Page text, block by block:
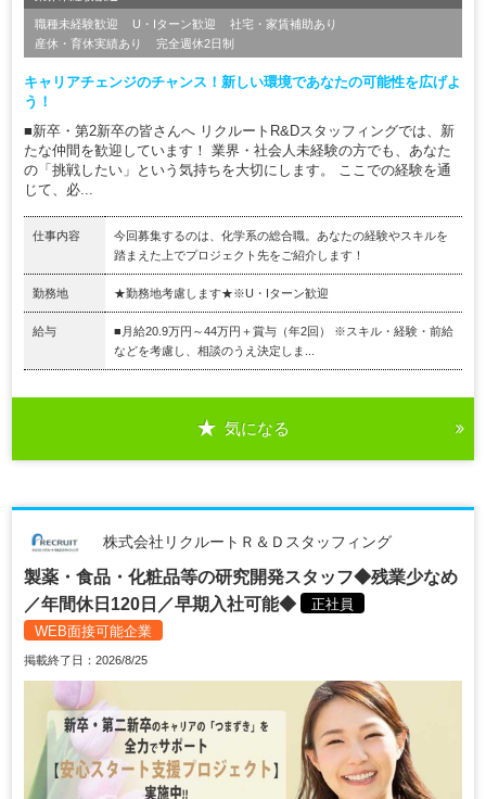
職種未経験歓迎 U・Iターン歓迎
社宅・家賃補助あり
産休・育休実績あり
完全週休2日制
キャリアチェンジのチャンス！新しい環境であなたの可能性を広げよ
う！
■新卒・第2新卒の皆さんへ リクルートR&Dスタッフィングでは、新
たな仲間を歓迎しています！ 業界・社会人未経験の方でも、あなた
の「挑戦したい」という気持ちを大切にします。 ここでの経験を通
じて、必...
仕事内容
今回募集するのは、化学系の総合職。あなたの経験やスキルを
踏まえた上でプロジェクト先をご紹介します！
勤務地 ★勤務地考慮します★※U・Iターン歓迎
給与
■月給20.9万円～44万円＋賞与（年2回） ※スキル・経験・前給
などを考慮し、相談のうえ決定しま...
気になる
株式会社リクルートＲ＆Ｄスタッフィング
製薬・食品・化粧品等の研究開発スタッフ◆残業少なめ
／年間休日120日／早期入社可能◆
正社員
WEB面接可能企業
掲載終了日：2026/8/25